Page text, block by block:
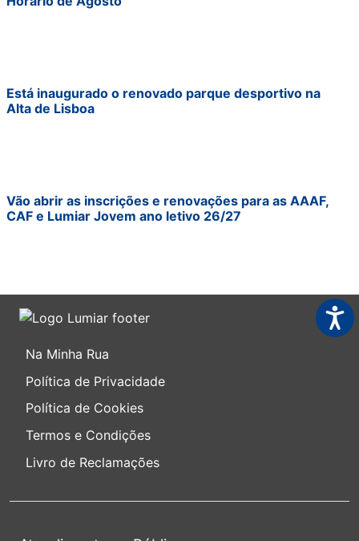
Está inaugurado o renovado parque desportivo na
Alta de Lisboa
Vão abrir as inscrições e renovações para as AAAF,
CAF e Lumiar Jovem ano letivo 26/27
Na Minha Rua
Política de Privacidade
Política de Cookies
Termos e Condições
Livro de Reclamações